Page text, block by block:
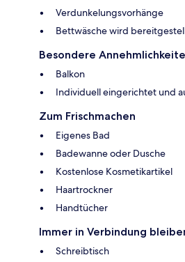
Verdunkelungsvorhänge
Bettwäsche wird
Besondere
Balkon
Individuell eingerichtet und
Zum Frischmachen
Eigenes Bad
Badewanne oder Dusche
Kostenlose Kosmetikartikel
Haartrockner
Handtücher
Immer in Verbindung
Schreibtisch